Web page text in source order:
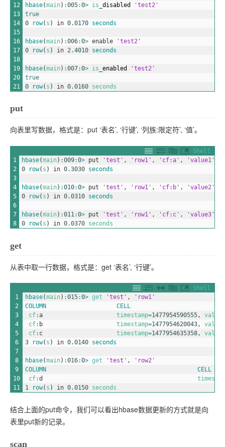
12
13
14
15
16
17
18
19
20
21
hbase(main) :005:0> is disabled
'test2'
true
0
row( s ) in 0.0170 seconds
hbase(main) :006:0> enable
'test2'
0
row( s ) in 2.4010 seconds
hbase(main) :007:0> is enabled
'test2'
true
0
row( s ) in 0.0160 seconds
put
向表里写数据，格式是：put ‘表名’, ‘行键’, ‘列族:限定符’, ‘值’。
Shell
1
2
3
4
5
6
7
8
hbase(main) :009:0> put 'test' , 'row1' , 'cf:a' ,
'value1'
0
row( s ) in 0.3030 seconds
hbase(main) :010:0> put 'test' , 'row1' , 'cf:b' ,
'value2'
0
row( s ) in 0.0310 seconds
hbase(main) :011:0> put 'test' , 'row1' , 'cf:c' ,
'value3'
0
row( s ) in 0.0370 seconds
get
从表中取一行数据，格式是：get ‘表名’, ‘行键’。
Shell
1
2
3
4
5
6
7
8
9
10
11
hbase(main) :015:0> get 'test' ,
'row1'
COLUMN CELL
cf:a timestamp=1477954590555, value
cf: b timestamp=1477954620043, value
cf: c timestamp=1477954635358, value
3
row( s ) in 0.0140 seconds
hbase(main) :016:0> get 'test' ,
'row2'
COLUMN
cf:d
1
row( s ) in 0.0150 seconds
结合上面的put命令，我们可以看出hbase数据更新的方式就是向
表里put新的记录。
scan